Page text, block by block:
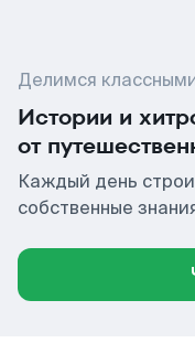
Делимся
Истории и
от
Каждый день
собственные